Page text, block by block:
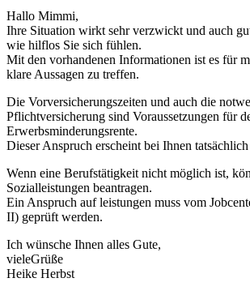
Hallo Mimmi,
Ihre Situation wirkt sehr verzwickt und auch
wie hilflos Sie sich fühlen.
Mit den vorhandenen Informationen ist es für
klare Aussagen zu treffen.
Die Vorversicherungszeiten und auch die
Pflichtversicherung sind Voraussetzungen für
Erwerbsminderungsrente.
Dieser Anspruch erscheint bei Ihnen
Wenn eine Berufstätigkeit nicht möglich ist,
Sozialleistungen beantragen.
Ein Anspruch auf leistungen muss vom
II) geprüft werden.
Ich wünsche Ihnen alles Gute,
vieleGrüße
Heike Herbst